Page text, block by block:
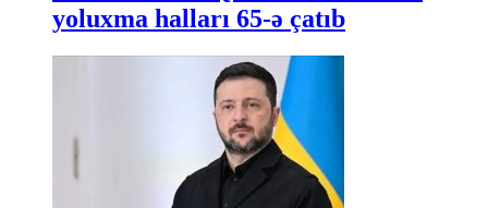
yoluxma halları 65-ə çatıb